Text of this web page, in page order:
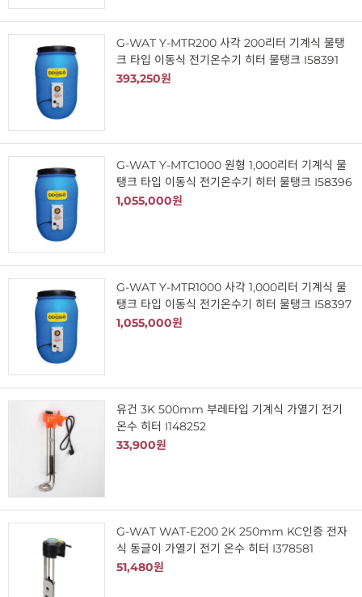
G-WAT Y-MTR200 사각 200리터 기계식 물탱
크 타입 이동식 전기온수기 히터 물탱크 I58391
393,250원
G-WAT Y-MTC1000 원형 1,000리터 기계식 물
탱크 타입 이동식 전기온수기 히터 물탱크 I58396
1,055,000원
G-WAT Y-MTR1000 사각 1,000리터 기계식 물
탱크 타입 이동식 전기온수기 히터 물탱크 I58397
1,055,000원
유건 3K 500mm 부레타입 기계식 가열기 전기
온수 히터 I148252
33,900원
G-WAT WAT-E200 2K 250mm KC인증 전자
식 동글이 가열기 전기 온수 히터 I378581
51,480원